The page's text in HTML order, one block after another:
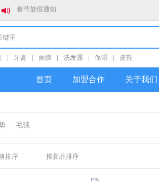
关于防范社群私加好友诈骗的公告
牙膏 面膜 洗发露 保湿 皮鞋
首页 加盟合作 关于我们
毛毯
排序 按新品排序